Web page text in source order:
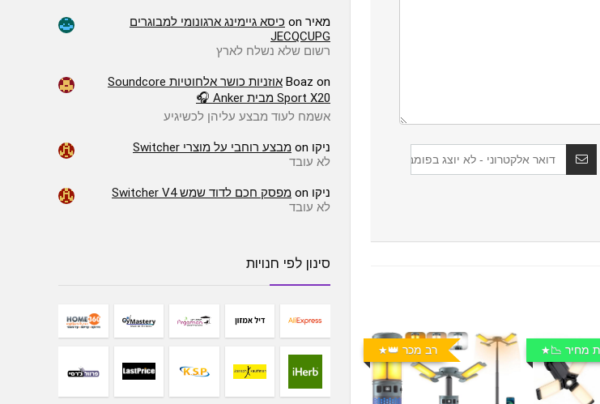
מחיר 📉 רב מכר 👑
מאיר on כיסא גיימינג ארגונומי למבוגרים
JECQCUPG
רשום שלא נשלח לארץ
Boaz on
אוזניות כושר אלחוטיות Soundcore
Sport X20 מבית Anker 🎧
אשמח לעוד מבצע עליהן לכשיגיע
ניקו on מבצע רוחבי על מוצרי Switcher
לא עובד
ניקו on מפסק חכם לדוד שמש Switcher V4
לא עובד
סינון לפי חנויות